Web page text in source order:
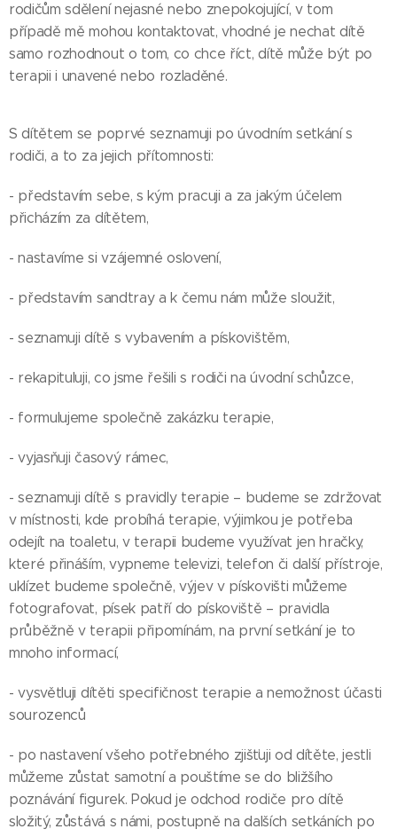
rodičům sdělení nejasné nebo znepokojující, v tom
případě mě mohou kontaktovat, vhodné je nechat dítě
samo rozhodnout o tom, co chce říct, dítě může být po
terapii i unavené nebo rozladěné.
S dítětem se poprvé seznamuji po úvodním setkání s
rodiči, a to za jejich přítomnosti:
- představím sebe, s kým pracuji a za jakým účelem
přicházím za dítětem,
- nastavíme si vzájemné oslovení,
- představím sandtray a k čemu nám může sloužit,
- seznamuji dítě s vybavením a pískovištěm,
- rekapituluji, co jsme řešili s rodiči na úvodní schůzce,
- formulujeme společně zakázku terapie,
- vyjasňuji časový rámec,
- seznamuji dítě s pravidly terapie – budeme se zdržovat
v místnosti, kde probíhá terapie, výjimkou je potřeba
odejít na toaletu, v terapii budeme využívat jen hračky,
které přináším, vypneme televizi, telefon či další přístroje,
uklízet budeme společně, výjev v pískovišti můžeme
fotografovat, písek patří do pískoviště – pravidla
průběžně v terapii připomínám, na první setkání je to
mnoho informací,
- vysvětluji dítěti specifičnost terapie a nemožnost účasti
sourozenců
- po nastavení všeho potřebného zjišťuji od dítěte, jestli
můžeme zůstat samotní a pouštíme se do bližšího
poznávání figurek. Pokud je odchod rodiče pro dítě
složitý, zůstává s námi, postupně na dalších setkáních po